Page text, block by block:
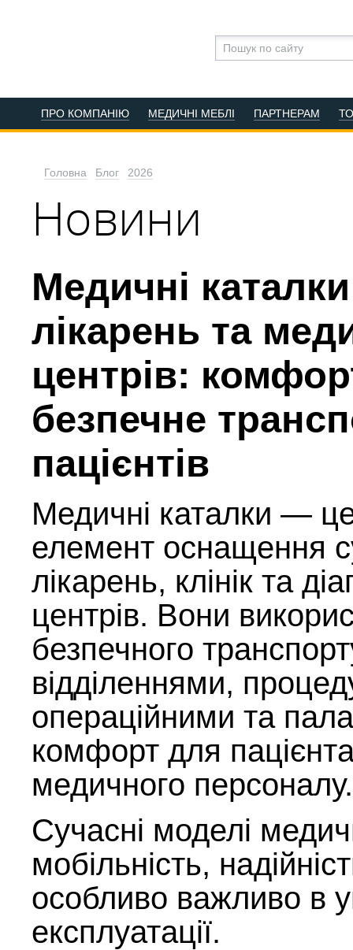
ПРО КОМПАНІЮ МЕДИЧНІ МЕБЛІ ПАРТНЕРАМ
Головна Блог 2026
Новини
Медичні
лікарень та
центрів:
безпечне
пацієнтів
Медичні каталки —
елемент оснащення
лікарень, клінік та
центрів. Вони
безпечного
відділеннями,
операційними та
комфорт для
медичного персоналу.
Сучасні моделі
мобільність,
особливо важливо в
експлуатації.